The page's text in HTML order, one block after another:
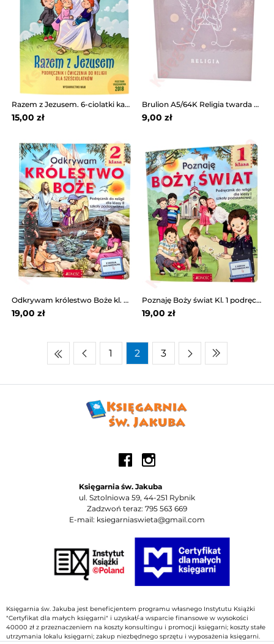
Razem z Jezusem. 6-ciolatki katechizm WAM
15,00 zł
Brulion A5/64K Religia twarda opr. Inter Druk
9,00 zł
Odkrywam królestwo Boże kl. 2 Jedność
19,00 zł
Poznaję Boży świat Kl. 1 podręcznik Jedność
19,00 zł
1 2 3
Księgarnia św. Jakuba
ul. Sztolniowa 59, 44-251 Rybnik
Zadzwoń teraz: 795 563 669
E-mail: ksiegarniaswieta@gmail.com
Księgarnia św. Jakuba jest beneficjentem programu własnego Instytutu Książki
"Certyfikat dla małych księgarni" i uzyskał/-a wsparcie finansowe w wysokości
40000 zł z przeznaczeniem na koszty konsultingu i promocji księgarni; koszty stałe
utrzymania lokalu księgarni; zakup niezbędnego sprzętu i wyposażenia księgarni.